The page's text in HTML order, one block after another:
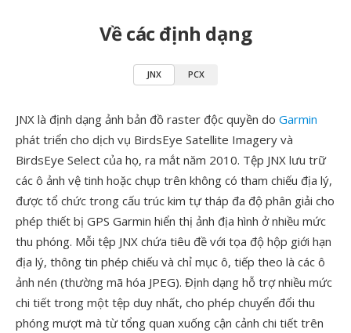
Về các định dạng
JNX PCX
JNX là định dạng ảnh bản đồ raster độc quyền do Garmin
phát triển cho dịch vụ BirdsEye Satellite Imagery và
BirdsEye Select của họ, ra mắt năm 2010. Tệp JNX lưu trữ
các ô ảnh vệ tinh hoặc chụp trên không có tham chiếu địa lý,
được tổ chức trong cấu trúc kim tự tháp đa độ phân giải cho
phép thiết bị GPS Garmin hiển thị ảnh địa hình ở nhiều mức
thu phóng. Mỗi tệp JNX chứa tiêu đề với tọa độ hộp giới hạn
địa lý, thông tin phép chiếu và chỉ mục ô, tiếp theo là các ô
ảnh nén (thường mã hóa JPEG). Định dạng hỗ trợ nhiều mức
chi tiết trong một tệp duy nhất, cho phép chuyển đổi thu
phóng mượt mà từ tổng quan xuống cận cảnh chi tiết trên